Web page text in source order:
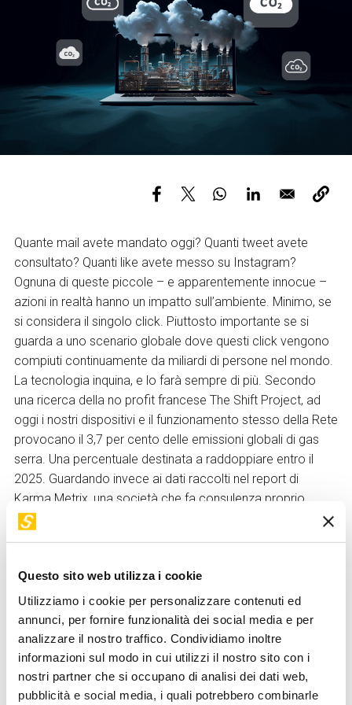
Questo sito web utilizza i cookie
Utilizziamo i cookie per personalizzare contenuti ed
annunci, per fornire funzionalità dei social media e per
analizzare il nostro traffico. Condividiamo inoltre
informazioni sul modo in cui utilizzi il nostro sito con i
nostri partner che si occupano di analisi dei dati web,
pubblicità e social media, i quali potrebbero combinarle
Quante mail avete mandato oggi? Quanti tweet avete
consultato? Quanti like avete messo su Instagram?
Ognuna di queste piccole – e apparentemente innocue –
azioni in realtà hanno un impatto sull’ambiente. Minimo, se
si considera il singolo click. Piuttosto importante se si
guarda a uno scenario globale dove questi click vengono
compiuti continuamente da miliardi di persone nel mondo.
La tecnologia inquina, e lo farà sempre di più. Secondo
una ricerca della no profit francese The Shift Project, ad
oggi i nostri dispositivi e il funzionamento stesso della Rete
provocano il 3,7 per cento delle emissioni globali di gas
serra. Una percentuale destinata a raddoppiare entro il
2025. Guardando invece ai dati raccolti nel report di
Karma Metrix, una società che fa consulenza proprio
nell’ambito della sostenibilità, scopriamo anche che cinque
Paesi come il Belgio, l’Austria, l’Algeria o il Venezuela.
Raggiungendo una produzione di Co2 annua di 125,9
milioni di tonnellate. Tra le cosiddette “Big Five”, è Amazon
la società meno sostenibile, responsabile di più della metà
delle emissioni conteggiate.
C’è l’inquinamento di chi offre i servizi, e poi c’è